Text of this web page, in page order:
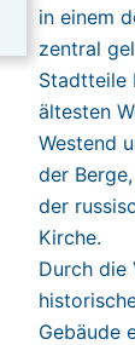
in einem
zentral
Stadtteile
ältesten
Westend
der
der
Kirche.
Durch die
Gebäude